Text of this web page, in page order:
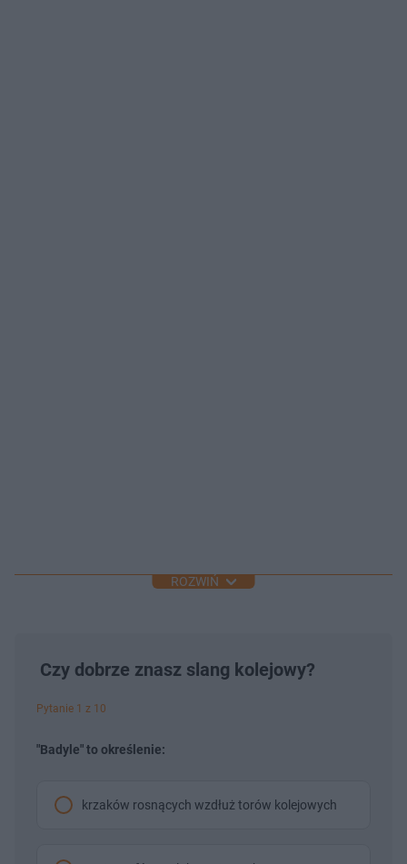
ROZWIŃ
Czy dobrze znasz slang kolejowy?
Pytanie 1 z 10
"Badyle" to określenie:
krzaków rosnących wzdłuż torów kolejowych